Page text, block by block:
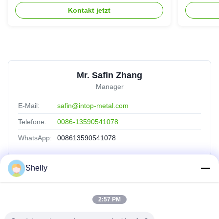
Kontakt jetzt
Mr. Safin Zhang
Manager
E-Mail: safin@intop-metal.com
Telefone: 0086-13590541078
WhatsApp: 008613590541078
Schnelle Verbindungen
Startseite
Shelly
2:57 PM